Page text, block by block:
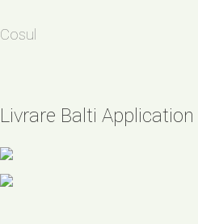
Cosul
Livrare Balti Application